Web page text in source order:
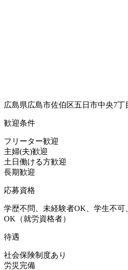
広島県広島市佐伯区五日市中央7丁
歓迎条件
フリーター歓迎
主婦(夫)歓迎
土日働ける方歓迎
長期歓迎
応募資格
学歴不問、未経験者OK、学生不可
OK（就労資格者）
待遇
社会保険制度あり
労災完備